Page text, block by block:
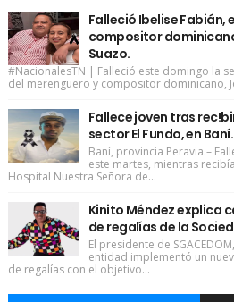
Falleció Ibelise Fabián,
compositor
Suazo.
#NacionalesTN | Falleció este domingo la
del merenguero y compositor dominicano,
Fallece joven tras
sector El Fundo, en Baní.
Baní, provincia Peravia.–
este martes, mientras
Hospital Nuestra Señora de...
Kinito Méndez explica
de regalías de la
El presidente de
entidad implementó un
de regalías con el objetivo...